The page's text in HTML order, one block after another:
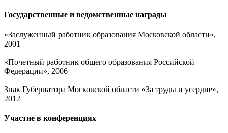
Государственные и ведомственные награды
«Заслуженный работник образования Московской области»,
2001
«Почетный работник общего образования Российской
Федерации», 2006
Знак Губернатора Московской области «За труды и усердие»,
2012
Участие в конференциях